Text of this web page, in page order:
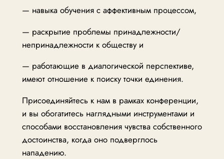
— навыка обучения с аффективным процессом,
— раскрытие проблемы принадлежности/
непринадлежности к обществу и
— работающие в диалогической перспективе,
имеют отношение к поиску точки единения.
Присоединяйтесь к нам в рамках конференции,
и вы обогатитесь наглядными инструментами и
способами восстановления чувства собственного
достоинства, когда оно подверглось
нападению.